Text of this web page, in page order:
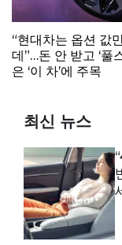
“현대차는 옵션 값
데”…돈 안 받고 ‘풀
은 ‘이 차’에 주목
최신 뉴스